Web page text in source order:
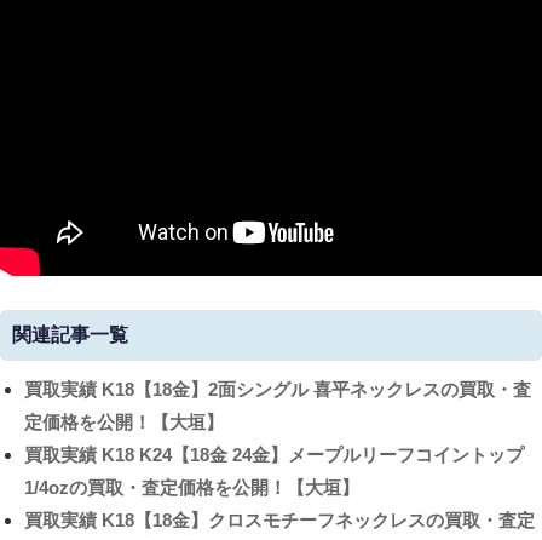
関連記事一覧
買取実績 K18【18金】2面シングル 喜平ネックレスの買取・査
定価格を公開！【大垣】
買取実績 K18 K24【18金 24金】メープルリーフコイントップ
1/4ozの買取・査定価格を公開！【大垣】
買取実績 K18【18金】クロスモチーフネックレスの買取・査定